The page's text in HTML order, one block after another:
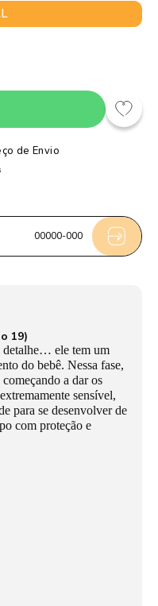
de Envio
00000-000
19)
detalhe… ele tem um
do bebê. Nessa fase,
a dar os
sensível,
para se desenvolver de
com proteção e